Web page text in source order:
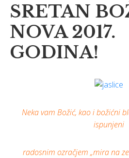
KONTAKT
SRETAN
NOVA 2017.
GODINA!
Neka vam Božić, kao i božićni
ispunjeni
radosnim ozračjem „mira na